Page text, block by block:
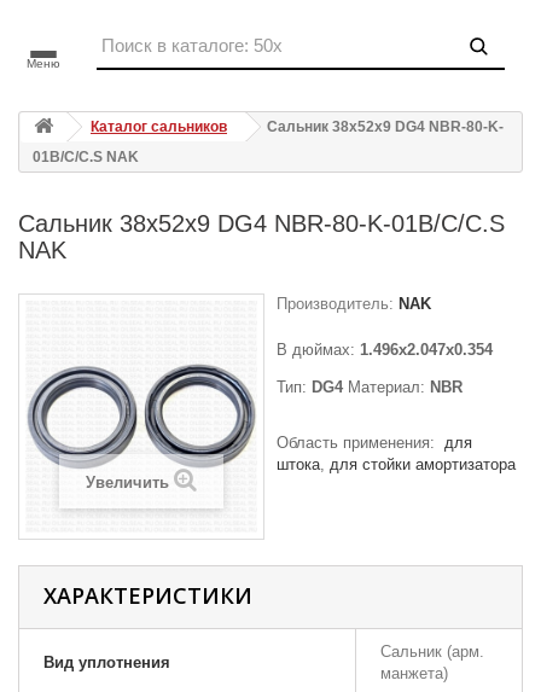
Меню
Каталог сальников
Сальник 38x52x9 DG4 NBR-80-K-
01B/C/C.S NAK
Сальник 38x52x9 DG4 NBR-80-K-01B/C/C.S
NAK
Увеличить
Производитель: NAK
В дюймах: 1.496x2.047x0.354
Тип: DG4Материал: NBR
Область применения: для
штока для стойки амортизатора
ХАРАКТЕРИСТИКИ
Вид уплотнения
Сальник (арм.
манжета)